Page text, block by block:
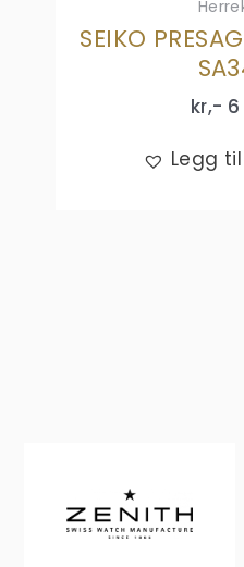
SEIKO
kr,-
Legg